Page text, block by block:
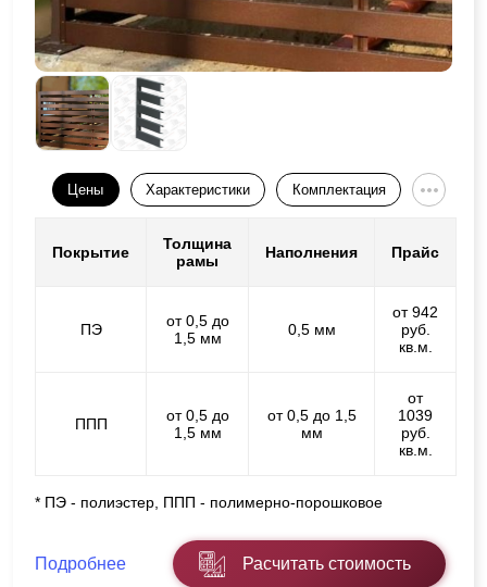
Цены Характеристики Комплектация
Покрытие
Толщина
рамы
Наполнения Прайс
ПЭ
от 0,5 до
1,5 мм
0,5 мм
от 942
руб.
кв.м.
ППП
от 0,5 до
1,5 мм
от 0,5 до 1,5
мм
от
1039
руб.
кв.м.
* ПЭ - полиэстер, ППП - полимерно-порошковое
Подробнее Расчитать стоимость